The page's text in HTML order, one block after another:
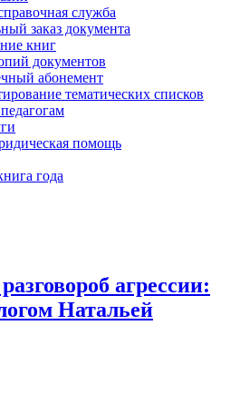
служба
заказ документа
книг
документов
абонемент
тематических списков
помощь
года
агрессии:
Натальей